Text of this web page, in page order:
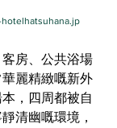
房、公共浴場
麗精緻嘅新外
，四周都被自
清幽嘅環境，